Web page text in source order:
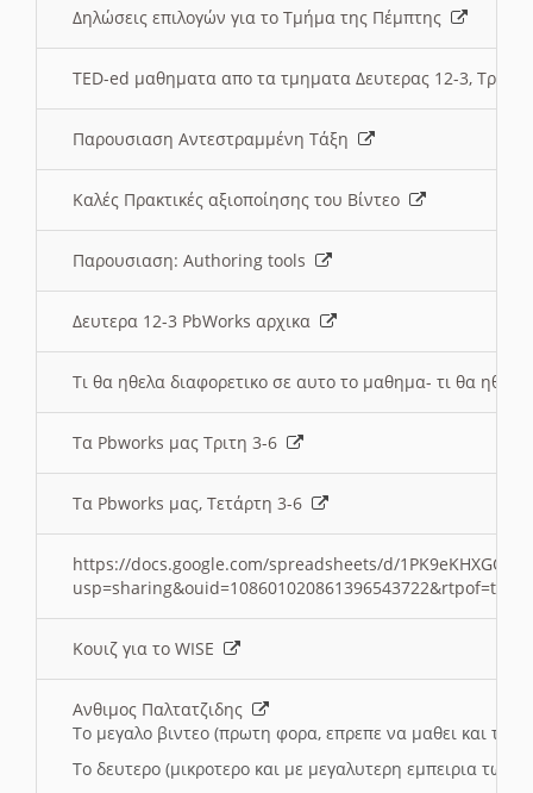
Δηλώσεις επιλογών για το Τμήμα της Πέμπτης
TED-ed μαθηματα απο τα τμηματα Δευτερας 12-3,
Παρουσιαση Αντεστραμμένη Τάξη
Καλές Πρακτικές αξιοποίησης του Βίντεο
Παρουσιαση: Authoring tools
Δευτερα 12-3 PbWorks αρχικα
Τι θα ηθελα διαφορετικο σε αυτο το μαθημα- τι θα
Τα Pbworks μας Τριτη 3-6
Τα Pbworks μας, Τετάρτη 3-6
https://docs.google.com/spreadsheets/d/
Κουιζ για το WISE
Ανθιμος Παλτατζιδης
Το μεγαλο βιντεο (πρωτη φορα, επρεπε να μαθει και το
Το δευτερο (μικροτερο και με μεγαλυτερη εμπειρια